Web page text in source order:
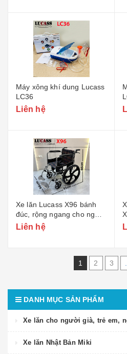
Máy xông khí dung Lucass
LC36
Liên hệ
Xe lăn Lucass X96 bánh
đúc, rộng ngang cho người
to béo
Liên hệ
1 2 3
DANH MỤC SẢN PHẨM
Xe lăn cho người già, trẻ em,
Xe lăn Nhật Bản Miki